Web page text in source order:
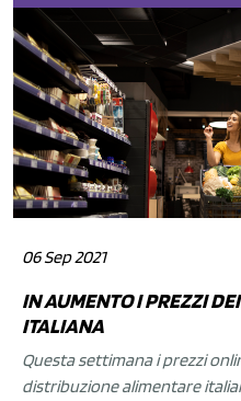
06 Sep 2021
IN AUMENTO I PREZZI
ITALIANA
Questa settimana i prezzi
distribuzione alimentare